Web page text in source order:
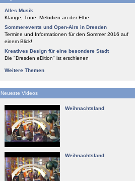
Alles Musik
Klänge, Töne, Melodien an der Elbe
Sommerevents und Open-Airs in Dresden
Termine und Informationen für den Sommer 2016 auf
einem Blick!
Kreatives Design für eine besondere Stadt
Die "Dresden eDition" ist erschienen
Weitere Themen
Neueste Videos
Weihnachtsland
Weihnachtsland